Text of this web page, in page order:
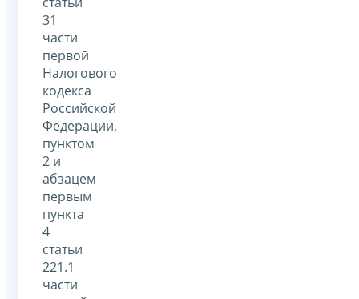
31
части
первой
Налогового
кодекса
Российской
Федерации,
пунктом
2 и
абзацем
первым
пункта
4
статьи
221.1
части